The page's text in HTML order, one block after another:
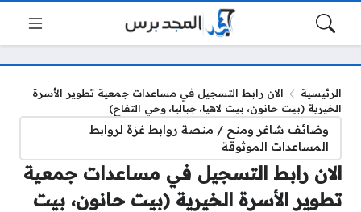
الرئيسية
الان رابط التسجيل في مساعدات جمعية تطوير الأسرة
الخيرية (بيت حانون، بيت لاهيا، جباليا، وحي التفاح)
وضائف شاغر ومنح / منصة روابط غزة لروابط
المساعدات الموثوقة
الان رابط التسجيل في مساعدات جمعية
تطوير الأسرة الخيرية (بيت حانون، بيت